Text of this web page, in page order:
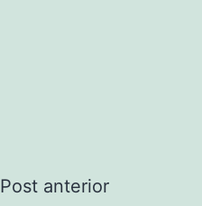
Post anterior